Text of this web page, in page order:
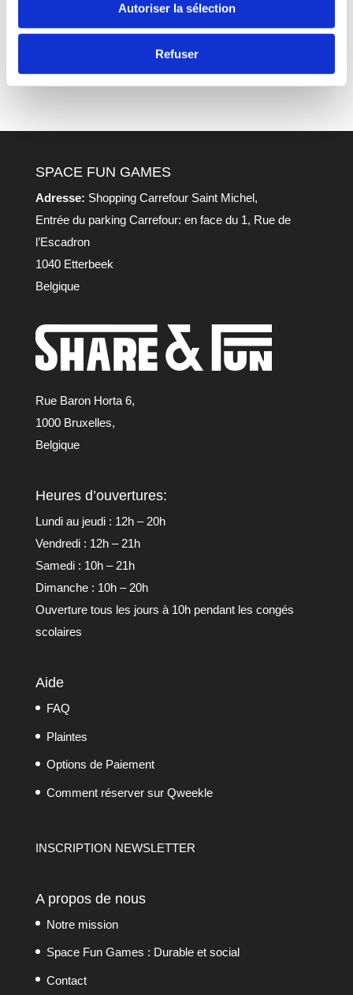
Autoriser la sélection
Refuser
Ce site utilise Akismet pour réduire les
indésirables.En savoir plus sur la façon dont
les données de vos commentaires sont
traitées.
SPACE FUN GAMES
Adresse: Shopping Carrefour Saint Michel,
Entrée du parking Carrefour: en face du 1, Rue de
l’Escadron
1040 Etterbeek
Belgique
Rue Baron Horta 6,
1000 Bruxelles,
Belgique
Heures d’ouvertures:
Lundi au jeudi : 12h – 20h
Vendredi : 12h – 21h
Samedi : 10h – 21h
Dimanche : 10h – 20h
Ouverture tous les jours à 10h pendant les congés
scolaires
Aide
FAQ
Plaintes
Options de Paiement
Comment réserver sur Qweekle
INSCRIPTION NEWSLETTER
A propos de nous
Notre mission
Space Fun Games : Durable et social
Contact